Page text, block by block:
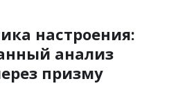
настроения:
анализ
призму